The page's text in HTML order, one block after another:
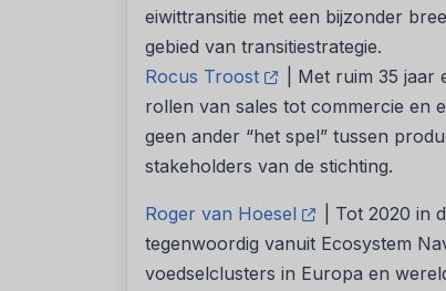
eiwittransitie met een bijzonder
gebied van transitiestrategie.
Rocus Troost
| Met ruim 35 jaar
rollen van sales tot commercie en
geen ander “het spel” tussen
stakeholders van de stichting.
Roger van Hoesel
| Tot 2020 in
tegenwoordig vanuit Ecosystem
voedselclusters in Europa en